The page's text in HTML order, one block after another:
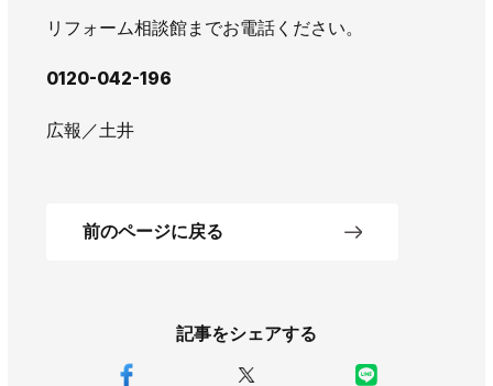
記事をシェアする
リフォーム相談館までお電話ください。
0120-042-196
広報／土井
前のページに戻る